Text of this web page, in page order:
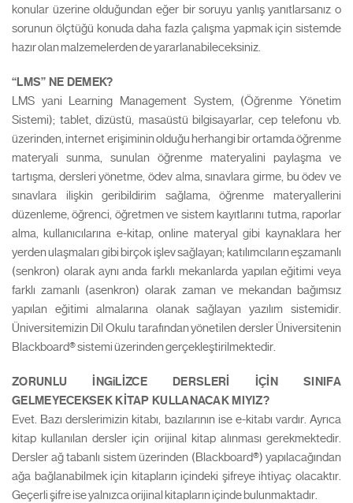
konular üzerine olduğundan eğer bir soruyu yanlış yanıtlarsanız o
sorunun ölçtüğü konuda daha fazla çalışma yapmak için sistemde
hazır olan malzemelerden de yararlanabileceksiniz.
“LMS” NE DEMEK?
LMS yani Learning Management System, (Öğrenme Yönetim
Sistemi); tablet, dizüstü, masaüstü bilgisayarlar, cep telefonu vb.
üzerinden, internet erişiminin olduğu herhangi bir ortamda öğrenme
materyali sunma, sunulan öğrenme materyalini paylaşma ve
tartışma, dersleri yönetme, ödev alma, sınavlara girme, bu ödev ve
sınavlara ilişkin geribildirim sağlama, öğrenme materyallerini
düzenleme, öğrenci, öğretmen ve sistem kayıtlarını tutma, raporlar
alma, kullanıcılarına e-kitap, online materyal gibi kaynaklara her
yerden ulaşmaları gibi birçok işlev sağlayan; katılımcıların eşzamanlı
(senkron) olarak aynı anda farklı mekanlarda yapılan eğitimi veya
farklı zamanlı (asenkron) olarak zaman ve mekandan bağımsız
yapılan eğitimi almalarına olanak sağlayan yazılım sistemidir.
Üniversitemizin Dil Okulu tarafından yönetilen dersler Üniversitenin
Blackboard® sistemi üzerinden gerçekleştirilmektedir.
ZORUNLU İNGiLİZCE DERSLERİ İÇİN SINIFA
GELMEYECEKSEK KİTAP KULLANACAK MIYIZ?
Evet. Bazı derslerimizin kitabı, bazılarının ise e-kitabı vardır. Ayrıca
kitap kullanılan dersler için orijinal kitap alınması gerekmektedir.
Dersler ağ tabanlı sistem üzerinden (Blackboard®) yapılacağından
ağa bağlanabilmek için kitapların içindeki şifreye ihtiyaç olacaktır.
Geçerli şifre ise yalnızca orijinal kitapların içinde bulunmaktadır.